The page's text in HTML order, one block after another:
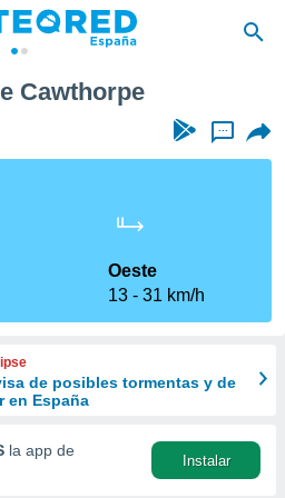
Cawthorpe
...
Oeste
13
31 km/h
de posibles tormentas y de
en España
la app de
Instalar